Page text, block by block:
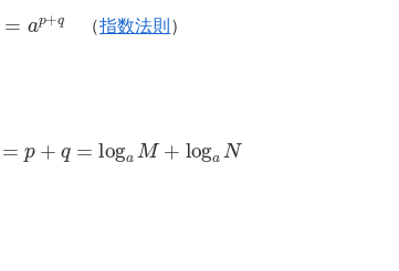
（指数法則 ）
M log a